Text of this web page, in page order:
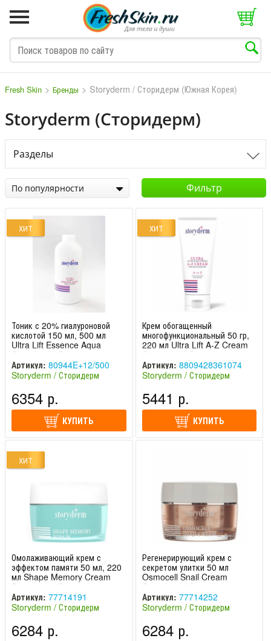
Fresh Skin > Бренды > Storyderm / Сторидерм (Южная Корея)
Storyderm (Сторидерм)
Разделы
По популярности Фильтр
ХИТ
Тоник с 20% гиалуроновой
кислотой 150 мл, 500 мл
Ultra Lift Essence Aqua
Storyderm / Сторидерм
Артикул: 80944E+12/500
Storyderm / Сторидерм
6354 р.
КУПИТЬ
ХИТ
Крем обогащенный
многофункциональный 50 гр,
220 мл Ultra Lift A-Z Cream
Storyderm / Сторидерм
Артикул: 8809428361074
Storyderm / Сторидерм
5441 р.
КУПИТЬ
ХИТ
Омолаживающий крем с
эффектом памяти 50 мл, 220
мл Shape Memory Cream
Storyderm / Сторидерм
Артикул: 77714191
Storyderm / Сторидерм
6284 р.
Регенерирующий крем с
секретом улитки 50 мл
Osmocell Snail Cream
Storyderm / Сторидерм
Артикул: 77714252
Storyderm / Сторидерм
6284 р.
M N O P Q S T V